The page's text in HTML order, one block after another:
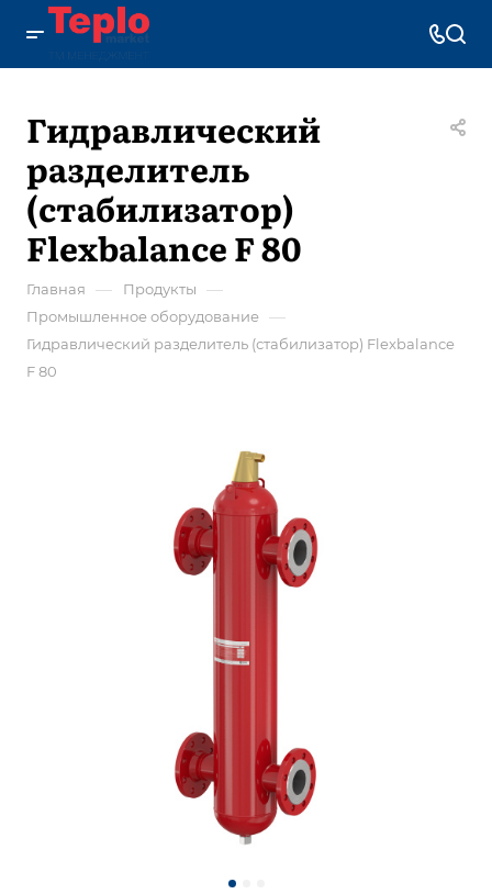
Гидравлический
разделитель
(стабилизатор)
Flexbalance F 80
Главная — Продукты —
Промышленное оборудование —
Гидравлический разделитель (стабилизатор) Flexbalance
F 80